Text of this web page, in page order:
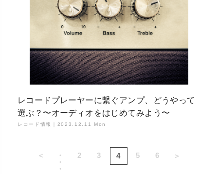
レコードプレーヤーに繋ぐアンプ、どうやって
選ぶ？〜オーディオをはじめてみよう〜
レコード情報｜ 2023.12.11 Mon
＜
・
・
・
2 3 4 5 6 ＞